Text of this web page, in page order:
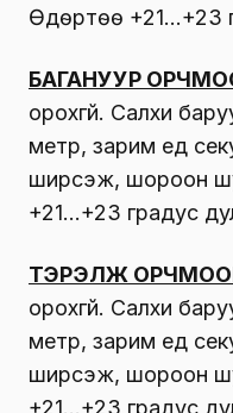
Өдөртөө +21…+23
БАГАНУУР
орохгүй. Салхи
метр, зарим үед
ширүүсэж, шороон
+21…+23 градус
ТЭРЭЛЖ
орохгүй. Салхи
метр, зарим үед
ширүүсэж, шороон
+21…+23 градус